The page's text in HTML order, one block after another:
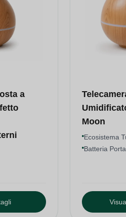
a
Moon
Ecosistema
Batteria